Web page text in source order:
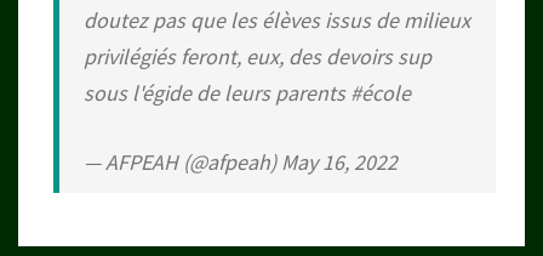
doutez pas que les élèves issus de milieux
privilégiés feront, eux, des devoirs sup
sous l'égide de leurs parents#école
— AFPEAH (@afpeah)May 16, 2022